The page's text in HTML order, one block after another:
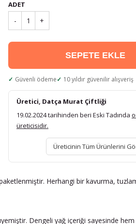
ADET
- 1 +
SEPETE EKLE
Güvenli ödeme 10 yıldır güvenilir alışveriş
Üretici, Datça Murat Çiftliği
19.02.2024 tarihinden beri Eski Tadında
üreticisidir.
Üreticinin Tüm Ürünlerini
Herhangi bir kavurma,
Dengeli yağ içeriği sayesinde